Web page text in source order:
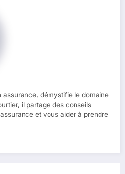
assurance, démystifie le domaine
il partage des conseils
et vous aider à prendre